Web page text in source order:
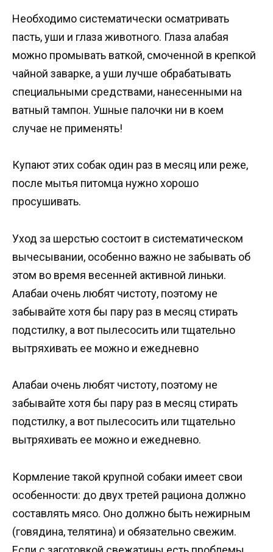
Необходимо систематически осматривать
пасть, уши и глаза животного. Глаза алабая
можно промывать ваткой, смоченной в крепкой
чайной заварке, а уши лучше обрабатывать
специальными средствами, нанесенными на
ватный тампон. Ушные палочки ни в коем
случае не применять!
Купают этих собак один раз в месяц или реже,
после мытья питомца нужно хорошо
просушивать.
Уход за шерстью состоит в систематическом
вычесывании, особенно важно не забывать об
этом во время весенней активной линьки.
Алабаи очень любят чистоту, поэтому не
забывайте хотя бы пару раз в месяц стирать
подстилку, а вот пылесосить или тщательно
вытряхивать ее можно и ежедневно
Алабаи очень любят чистоту, поэтому не
забывайте хотя бы пару раз в месяц стирать
подстилку, а вот пылесосить или тщательно
вытряхивать ее можно и ежедневно.
Кормление такой крупной собаки имеет свои
особенности: до двух третей рациона должно
составлять мясо. Оно должно быть нежирным
(говядина, телятина) и обязательно свежим.